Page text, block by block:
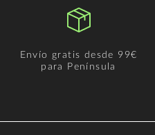
Envío gratis desde 99€
para Península